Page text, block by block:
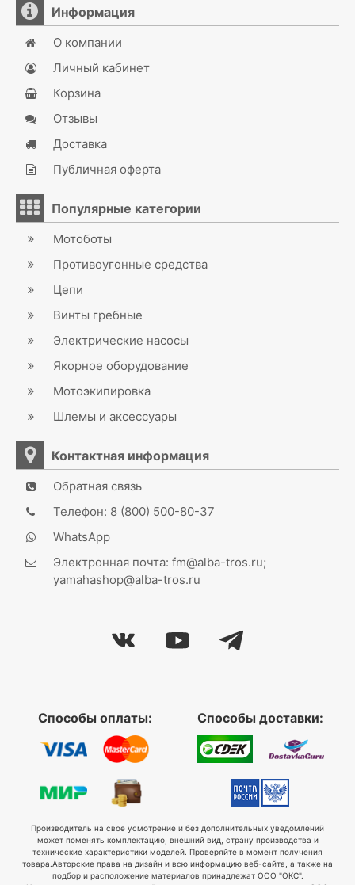
Информация
О компании
Личный кабинет
Корзина
Отзывы
Доставка
Публичная оферта
Популярные категории
Мотоботы
Противоугонные средства
Цепи
Винты гребные
Электрические насосы
Якорное оборудование
Мотоэкипировка
Шлемы и аксессуары
Контактная информация
Обратная связь
Телефон: 8 (800) 500-80-37
WhatsApp
Электронная почта: fm@alba-tros.ru;
yamahashop@alba-tros.ru
Способы оплаты: Способы доставки:
Производитель на свое усмотрение и без дополнительных уведомлений
может поменять комплектацию, внешний вид, страну производства и
технические характеристики моделей. Проверяйте в момент получения
товара. Авторские права на дизайн и всю информацию веб-сайта, а также на
подбор и расположение материалов принадлежат ООО "ОКС".